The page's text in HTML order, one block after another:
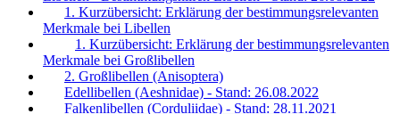
1. Kurzübersicht: Erklärung der bestimmungsrelevanten
Merkmale bei Libellen
1. Kurzübersicht: Erklärung der bestimmungsrelevanten
Merkmale bei Großlibellen
2. Großlibellen (Anisoptera)
Edellibellen (Aeshnidae) - Stand: 26.08.2022
Falkenlibellen (Corduliidae) - Stand: 28.11.2021